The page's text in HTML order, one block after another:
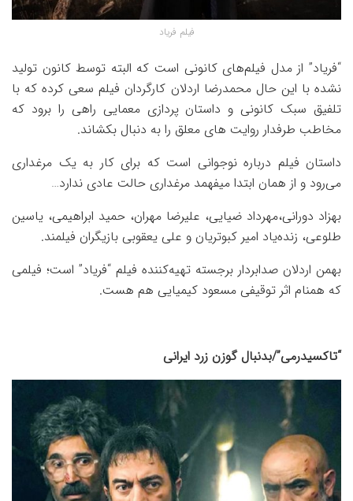
فیلم فریاد
“فریاد” از مدل فیلم‌های کانونی است که البته توسط کانون تولید
نشده با این حال محمدرضا اردلان کارگردان فیلم سعی کرده که با
تلفیق سبک کانونی و داستان پردازی معمایی راهی را برود که
مخاطب طرفدار روایت های معلق را به دنبال بکشاند.
داستان فیلم درباره نوجوانی است که برای کار به یک مرغداری
می‌رود و از همان ابتدا میفهمد مرغداری حالت عادی ندارد…
بهزاد دورانی،مهرداد ضیایی، علیرضا مهران، حمید ابراهیمی، یاسین
طلوعی، زنده‌یاد امیر کبوتریان و علی یعقوبی بازیگران فیلمند.
بهمن اردلان صدابردار برجسته تهیه‌کننده فیلم “فریاد” است؛ فیلمی
که همنام اثر توقیفی مسعود کیمیایی هم هست.
“تاکسیدرمی”/بدنبال گوزن زرد ایرانی